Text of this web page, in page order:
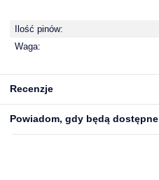
Ilość pinów:
Waga:
Recenzje
Powiadom, gdy będą dostępne